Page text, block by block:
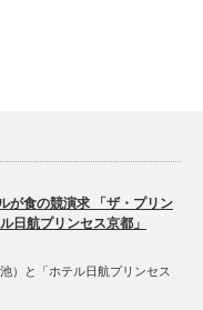
が食の競演求 「ザ・プリン
日航プリンセス京都」
）と「ホテル日航プリンセス